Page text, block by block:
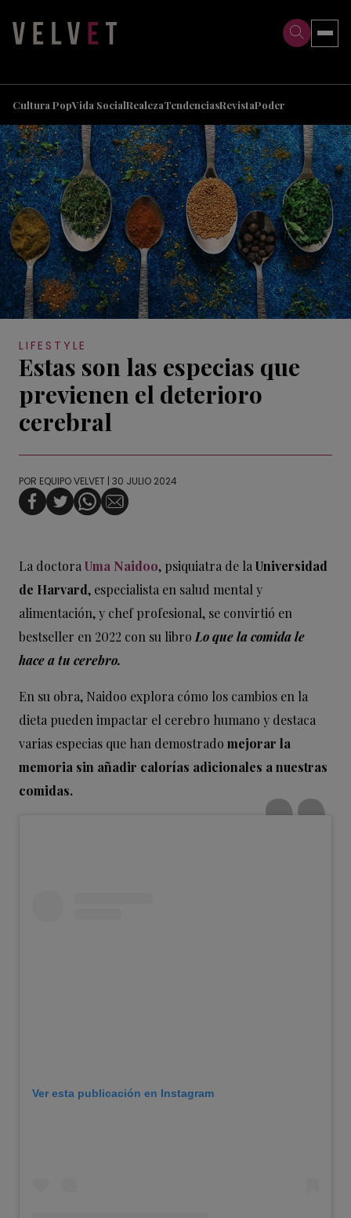
Cultura PopVida SocialRealezaTendenciasRevistaPoder
LIFESTYLE
Estas son las especias que
previenen el deterioro
cerebral
POR EQUIPO VELVET | 30 JULIO 2024
La doctora Uma Naidoo, psiquiatra de la Universidad
de Harvard, especialista en salud mental y
alimentación, y chef profesional, se convirtió en
bestseller en 2022 con su libro Lo que la comida le
hace a tu cerebro.
En su obra, Naidoo explora cómo los cambios en la
dieta pueden impactar el cerebro humano y destaca
varias especias que han demostrado mejorar la
memoria sin añadir calorías adicionales a nuestras
comidas.
Ver esta publicación en Instagram